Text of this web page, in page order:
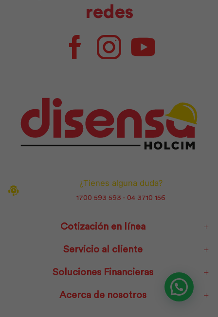
redes
FacebookInstagramYoutube
¿Tienes alguna duda?
1700 593 593 - 04 3710 156
Cotización en línea
Servicio al cliente
Soluciones Financieras
Acerca de nosotros